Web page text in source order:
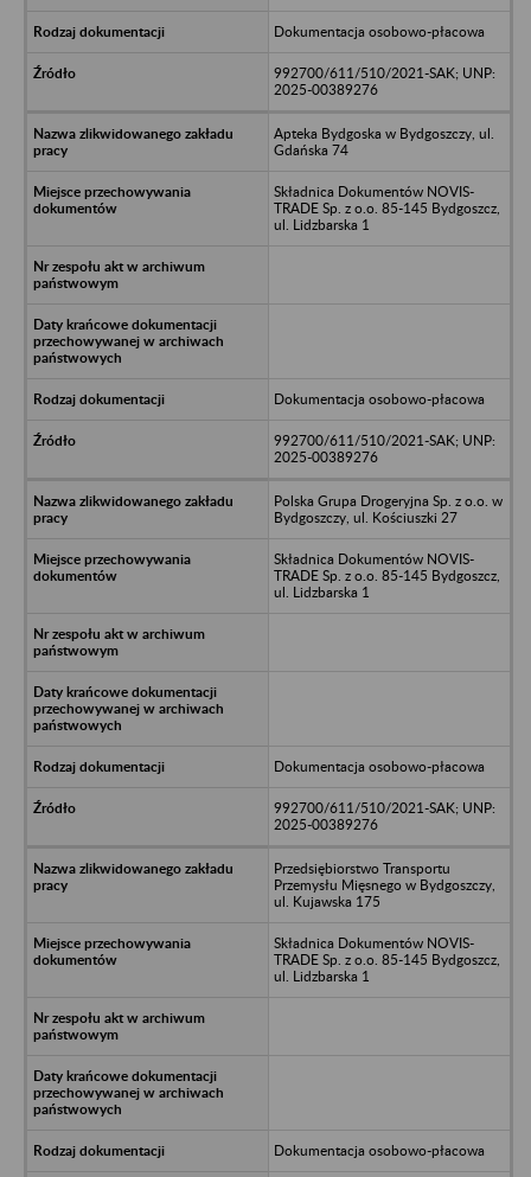
Dokumentacja osobowo-płacowa
992700/611/510/2021-SAK; UNP:
2025-00389276
Apteka Bydgoska w Bydgoszczy, ul.
Gdańska 74
Składnica Dokumentów NOVIS-
TRADE Sp. z o.o. 85-145 Bydgoszcz,
ul. Lidzbarska 1
Dokumentacja osobowo-płacowa
992700/611/510/2021-SAK; UNP:
2025-00389276
Polska Grupa Drogeryjna Sp. z o.o. w
Bydgoszczy, ul. Kościuszki 27
Składnica Dokumentów NOVIS-
TRADE Sp. z o.o. 85-145 Bydgoszcz,
ul. Lidzbarska 1
Dokumentacja osobowo-płacowa
992700/611/510/2021-SAK; UNP:
2025-00389276
Przedsiębiorstwo Transportu
Przemysłu Mięsnego w Bydgoszczy,
ul. Kujawska 175
Składnica Dokumentów NOVIS-
TRADE Sp. z o.o. 85-145 Bydgoszcz,
ul. Lidzbarska 1
Dokumentacja osobowo-płacowa